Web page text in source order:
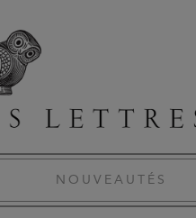
NOUVEAUTÉS